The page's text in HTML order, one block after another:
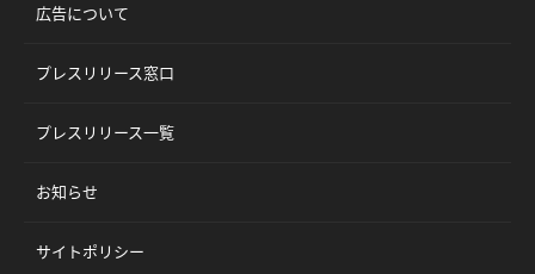
広告について
プレスリリース窓口
プレスリリース一覧
お知らせ
サイトポリシー